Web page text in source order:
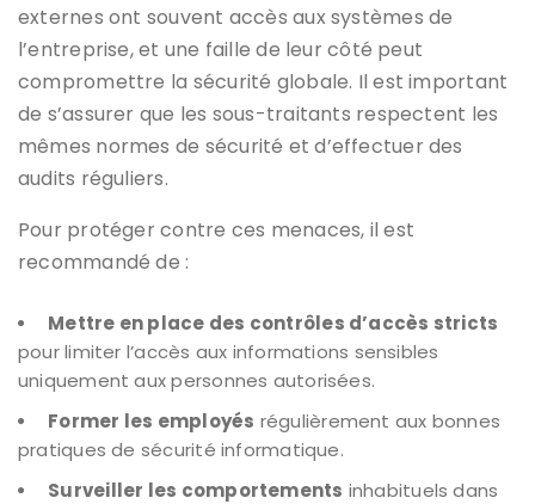
externes ont souvent accès aux systèmes de
l’entreprise, et une faille de leur côté peut
compromettre la sécurité globale. Il est important
de s’assurer que les sous-traitants respectent les
mêmes normes de sécurité et d’effectuer des
audits réguliers.
Pour protéger contre ces menaces, il est
recommandé de :
Mettre en place des contrôles d’accès stricts
pour limiter l’accès aux informations sensibles
uniquement aux personnes autorisées.
Former les employés régulièrement aux bonnes
pratiques de sécurité informatique.
Surveiller les comportements inhabituels dans